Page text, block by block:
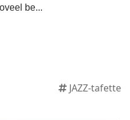
be...
JAZZ-tafette